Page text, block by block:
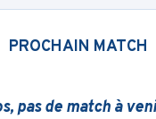
PROCHAIN MATCH
pas de match à